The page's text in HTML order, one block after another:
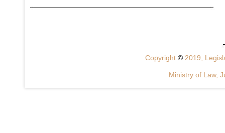
Copyright © 2019,
Ministry of Law,